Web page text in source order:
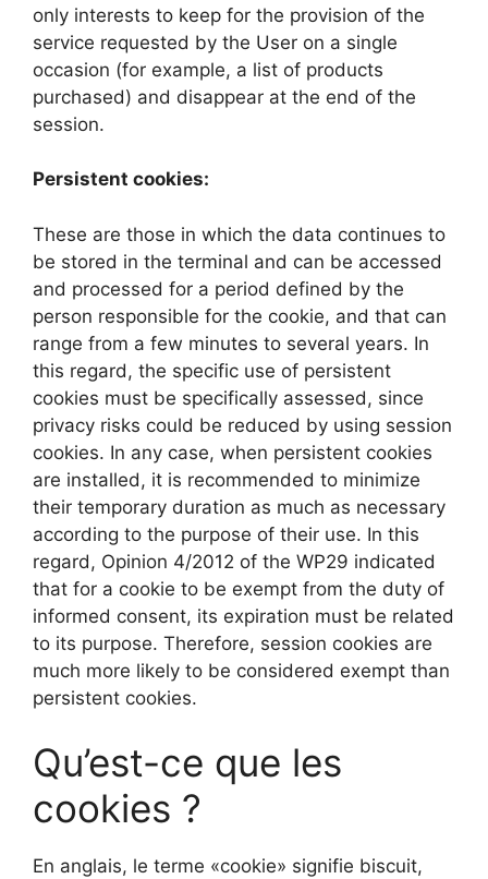
only interests to keep for the provision of the
service requested by the User on a single
occasion (for example, a list of products
purchased) and disappear at the end of the
session.
Persistent cookies:
These are those in which the data continues to
be stored in the terminal and can be accessed
and processed for a period defined by the
person responsible for the cookie, and that can
range from a few minutes to several years. In
this regard, the specific use of persistent
cookies must be specifically assessed, since
privacy risks could be reduced by using session
cookies. In any case, when persistent cookies
are installed, it is recommended to minimize
their temporary duration as much as necessary
according to the purpose of their use. In this
regard, Opinion 4/2012 of the WP29 indicated
that for a cookie to be exempt from the duty of
informed consent, its expiration must be related
to its purpose. Therefore, session cookies are
much more likely to be considered exempt than
persistent cookies.
Qu’est-ce que les
cookies ?
En anglais, le terme «cookie» signifie biscuit,